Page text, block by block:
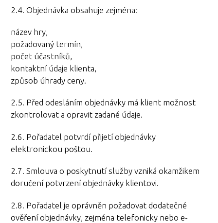
2.4. Objednávka obsahuje zejména:
název hry,
požadovaný termín,
počet účastníků,
kontaktní údaje klienta,
způsob úhrady ceny.
2.5. Před odesláním objednávky má klient možnost
zkontrolovat a opravit zadané údaje.
2.6. Pořadatel potvrdí přijetí objednávky
elektronickou poštou.
2.7. Smlouva o poskytnutí služby vzniká okamžikem
doručení potvrzení objednávky klientovi.
2.8. Pořadatel je oprávněn požadovat dodatečné
ověření objednávky, zejména telefonicky nebo e-